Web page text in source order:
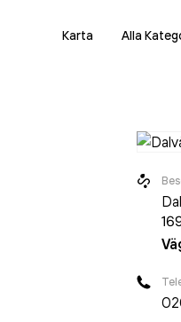
Karta Alla